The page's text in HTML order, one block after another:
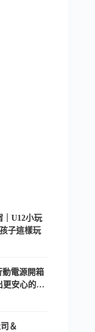
｜U12小玩
子這樣玩
電源開箱
更安心的
＆